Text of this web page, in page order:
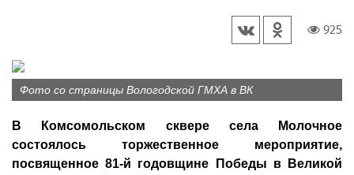
925
Фото со страницы Вологодской ГМХА в ВК
В Комсомольском сквере села Молочное
состоялось торжественное мероприятие,
посвященное 81-й годовщине Победы в Великой